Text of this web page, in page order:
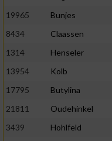
19965
Bunjes
8434
Claassen
1314
Henseler
13954
Kolb
17795
Butylina
21811
Oudehinkel
3439
Hohlfeld